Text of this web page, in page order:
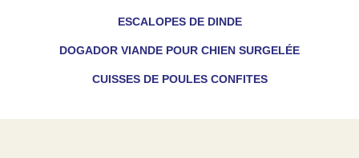
DOGADOR VIANDE POUR CHIEN SURGELÉE
CUISSES DE POULES CONFITES
ESCALOPES DE DINDE